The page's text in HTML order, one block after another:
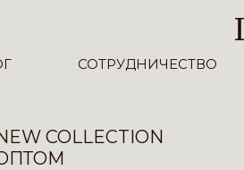
СОТРУДНИЧЕСТВО
COLLECTION